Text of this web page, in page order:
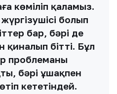
көміліп қаламыз.
болып
бар, бәрі де
бітті. Бұл
проблеманы
бәрі ұшақпен
кететіндей.